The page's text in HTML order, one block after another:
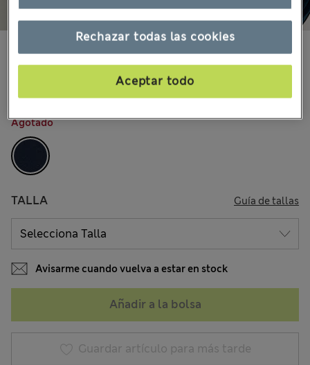
7 Opiniones
$64.99
Agotado
TALLA Guía de tallas
Avisarme cuando vuelva a estar en stock
Añadir a la bolsa
Guardar artículo para más tarde
Rechazar todas las cookies
Aceptar todo